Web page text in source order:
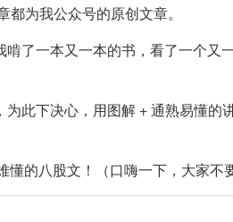
为我公众号的原创文章。
了一本又一本的书，看了一个又
此下决心，用图解 + 通熟易懂的
的八股文！（口嗨一下，大家不